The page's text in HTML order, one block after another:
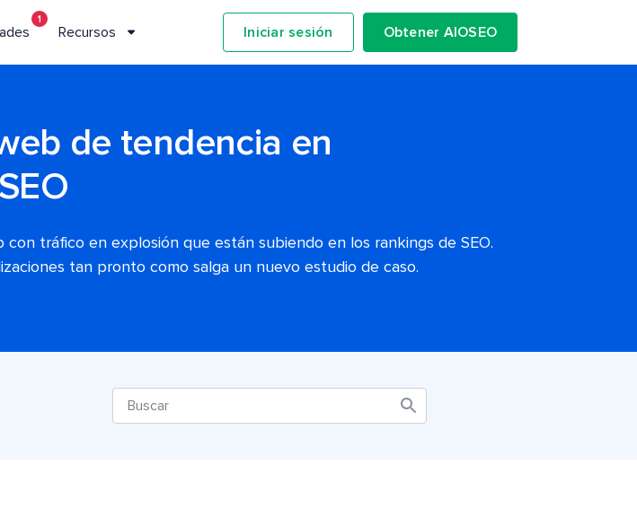
1
Recursos Iniciar sesión Obtener AIOSEO
de tendencia en
SEO
tráfico en explosión que están subiendo en los rankings de SEO.
tan pronto como salga un nuevo estudio de caso.